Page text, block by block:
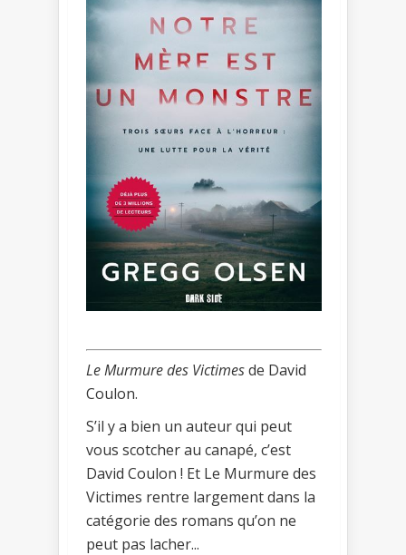
Le Murmure des Victimesde David
Coulon.
S’il y a bien un auteur qui peut
vous scotcher au canapé, c’est
David Coulon ! Et Le Murmure des
Victimes rentre largement dans la
catégorie des romans qu’on ne
peut pas lacher...